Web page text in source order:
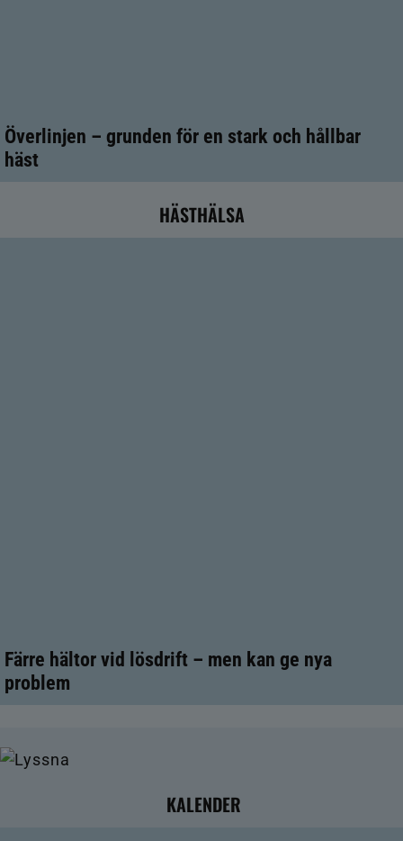
Överlinjen – grunden för en stark och hållbar
häst
HÄSTHÄLSA
Färre hältor vid lösdrift – men kan ge nya
problem
KALENDER